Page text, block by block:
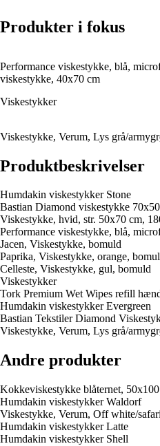
Produkter i fokus
Performance viskestykke, blå,
viskestykke, 40x70 cm
Viskestykker
Viskestykke, Verum, Lys grå/
Produktbeskrivelser
Humdakin viskestykker Stone
Bastian Diamond viskestykke
Viskestykke, hvid, str. 50x70 cm,
Performance viskestykke, blå,
Jacen, Viskestykke, bomuld
Paprika, Viskestykke, orange,
Celleste, Viskestykke, gul, bomuld
Viskestykker
Tork Premium Wet Wipes refill
Humdakin viskestykker Evergreen
Bastian Tekstiler Diamond
Viskestykke, Verum, Lys grå/
Andre produkter
Kokkeviskestykke blåternet,
Humdakin viskestykker Waldorf
Viskestykke, Verum, Off white/safari
Humdakin viskestykker Latte
Humdakin viskestykker Shell